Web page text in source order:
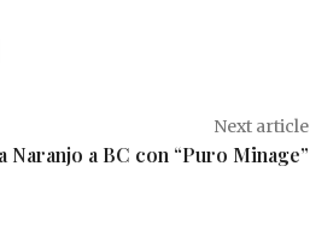
Next article
Naranjo a BC con “Puro Minage”